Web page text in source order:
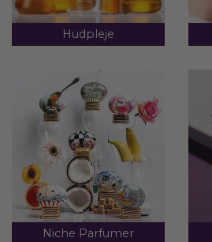
Hudpleje
Niche Parfumer